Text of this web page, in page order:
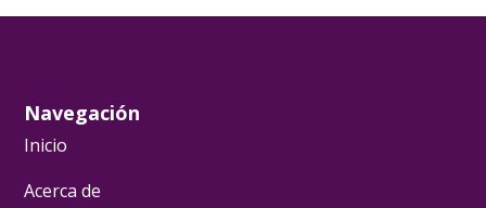
Navegación
Inicio
Acerca de